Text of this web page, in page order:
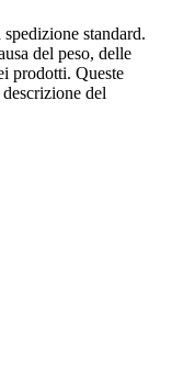
standard.
del peso, delle
prodotti. Queste
del